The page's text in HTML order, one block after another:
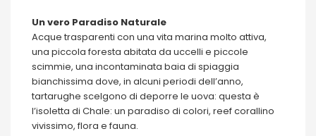
Un vero Paradiso Naturale
Acque trasparenti con una vita marina molto attiva,
una piccola foresta abitata da uccelli e piccole
scimmie, una incontaminata baia di spiaggia
bianchissima dove, in alcuni periodi dell’anno,
tartarughe scelgono di deporre le uova: questa è
l’isoletta di Chale: un paradiso di colori, reef corallino
vivissimo, flora e fauna.